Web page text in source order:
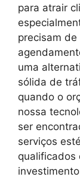
para atrair
precisam
uma
sólida de
quando o
nossa
ser
serviços
qualificados